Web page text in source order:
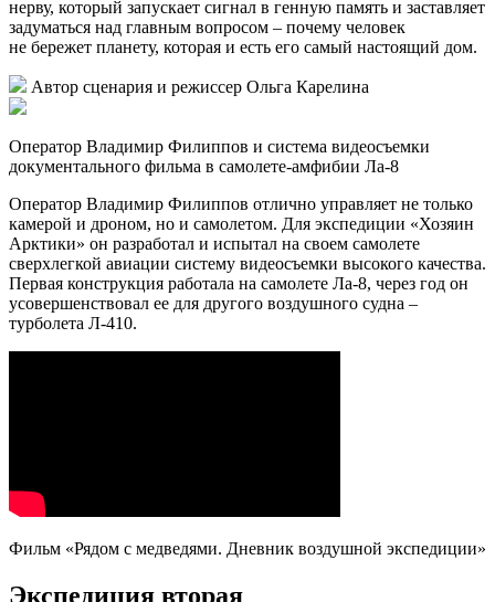
– 40 медведей
– 250 моржей
– 100 северных оленей
Фильм-дневник
Документальный фильм «Рядом с медведями. Дневник
воздушной экспедиции» снят в августе 2020 года во время
первой экспедиции «Хозяин Арктики». Лента рассказывает
о том, как проходили авиаучеты краснокнижного хищника,
о жизни людей, которые живут рядом с медведями, и, конечно,
о самом хозяине Арктики.
Режиссер Ольга Карелина представила не формальный
видеоотчет о работе научного экипажа, а попыталась передать
атмосферу жизни в Арктике без прикрас. Зрителей буквально
Автор сценария и режиссер Ольга Карелина
Оператор Владимир Филиппов и система видеосъемки